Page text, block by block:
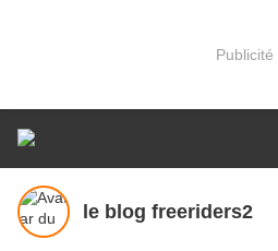
Publicité
le blog freeriders2